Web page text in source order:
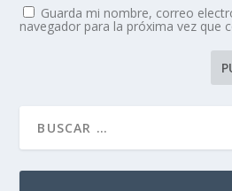
Guarda mi nombre, correo
navegador para la próxima vez que